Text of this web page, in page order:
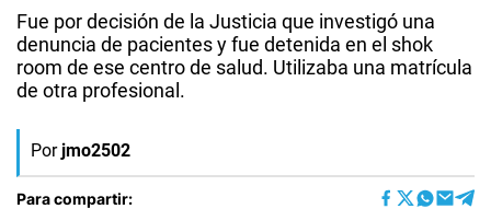
Fue por decisión de la Justicia que investigó una
denuncia de pacientes y fue detenida en el shok
room de ese centro de salud. Utilizaba una matrícula
de otra profesional.
Por jmo2502
Para compartir: